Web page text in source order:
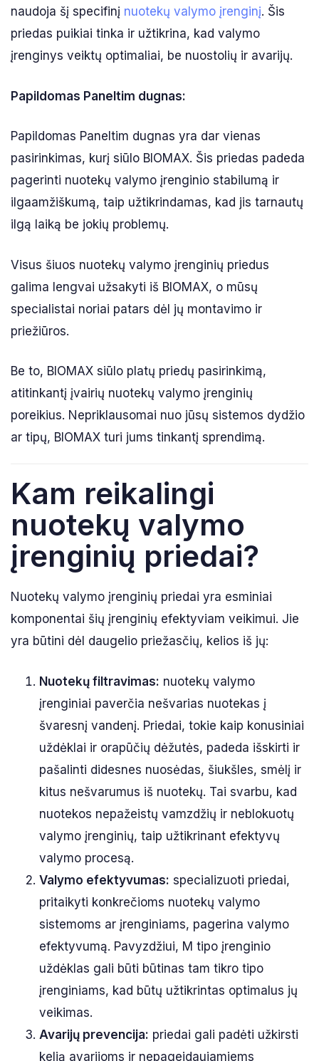
naudoja šį specifinį nuotekų valymo įrenginį. Šis
priedas puikiai tinka ir užtikrina, kad valymo
įrenginys veiktų optimaliai, be nuostolių ir avarijų.
Papildomas Paneltim dugnas:
Papildomas Paneltim dugnas yra dar vienas
pasirinkimas, kurį siūlo BIOMAX. Šis priedas padeda
pagerinti nuotekų valymo įrenginio stabilumą ir
ilgaamžiškumą, taip užtikrindamas, kad jis tarnautų
ilgą laiką be jokių problemų.
Visus šiuos nuotekų valymo įrenginių priedus
galima lengvai užsakyti iš BIOMAX, o mūsų
specialistai noriai patars dėl jų montavimo ir
priežiūros.
Be to, BIOMAX siūlo platų priedų pasirinkimą,
atitinkantį įvairių nuotekų valymo įrenginių
poreikius. Nepriklausomai nuo jūsų sistemos dydžio
ar tipų, BIOMAX turi jums tinkantį sprendimą.
Kam reikalingi
nuotekų valymo
įrenginių priedai?
Nuotekų valymo įrenginių priedai yra esminiai
komponentai šių įrenginių efektyviam veikimui. Jie
yra būtini dėl daugelio priežasčių, kelios iš jų:
Nuotekų filtravimas: nuotekų valymo
įrenginiai paverčia nešvarias nuotekas į
švaresnį vandenį. Priedai, tokie kaip konusiniai
uždėklai ir orapūčių dėžutės, padeda išskirti ir
pašalinti didesnes nuosėdas, šiukšles, smėlį ir
kitus nešvarumus iš nuotekų. Tai svarbu, kad
nuotekos nepažeistų vamzdžių ir neblokuotų
valymo įrenginių, taip užtikrinant efektyvų
valymo procesą.
Valymo efektyvumas: specializuoti priedai,
pritaikyti konkrečioms nuotekų valymo
sistemoms ar įrenginiams, pagerina valymo
efektyvumą. Pavyzdžiui, M tipo įrenginio
uždėklas gali būti būtinas tam tikro tipo
įrenginiams, kad būtų užtikrintas optimalus jų
veikimas.
Avarijų prevencija: priedai gali padėti užkirsti
kelią avarijoms ir nepageidaujamiems